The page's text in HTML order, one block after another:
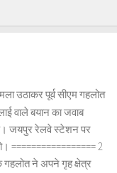
उठाकर पूर्व सीएम गहलोत
वाले बयान का जवाब
जयपुर रेलवे स्टेशन पर
================= 2
गहलोत ने अपने गृह क्षेत्र